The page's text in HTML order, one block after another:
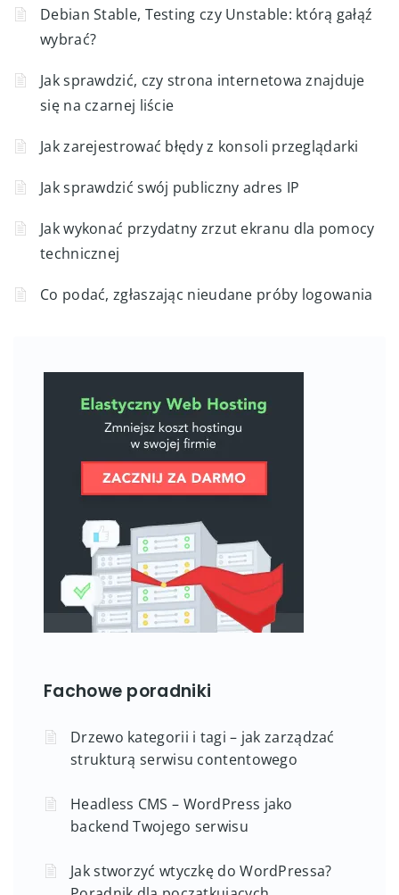
Debian Stable, Testing czy Unstable: którą gałąź
wybrać?
Jak sprawdzić, czy strona internetowa znajduje
się na czarnej liście
Jak zarejestrować błędy z konsoli przeglądarki
Jak sprawdzić swój publiczny adres IP
Jak wykonać przydatny zrzut ekranu dla pomocy
technicznej
Co podać, zgłaszając nieudane próby logowania
Fachowe poradniki
Drzewo kategorii i tagi – jak zarządzać
strukturą serwisu contentowego
Headless CMS – WordPress jako
backend Twojego serwisu
Jak stworzyć wtyczkę do WordPressa?